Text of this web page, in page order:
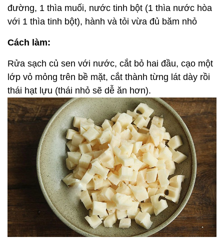
đường, 1 thìa muối, nước tinh bột (1 thìa nước hòa
với 1 thìa tinh bột), hành và tỏi vừa đủ băm nhỏ
Cách làm:
Rửa sạch củ sen với nước, cắt bỏ hai đầu, cạo một
lớp vỏ mỏng trên bề mặt, cắt thành từng lát dày rồi
thái hạt lựu (thái nhỏ sẽ dễ ăn hơn).